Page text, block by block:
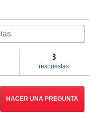
3
respuestas
HACER UNA PREGUNTA